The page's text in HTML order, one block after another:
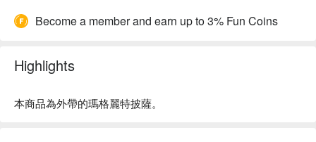
Become a member and earn up to 3% Fun Coins
Highlights
本商品為外帶的瑪格麗特披薩。